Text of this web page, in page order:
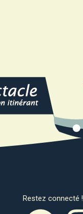
Restez connecté !